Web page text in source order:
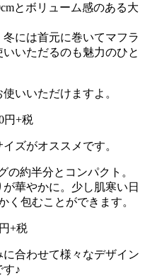
とボリューム感のある大
には首元に巻いてマフラ
いただるのも魅力のひと
いいただけますよ。
円+税
ズがオススメです。
の約半分とコンパクト。
華やかに。少し肌寒い日
く包むことができます。
+税
合わせて様々なデザイン
す♪